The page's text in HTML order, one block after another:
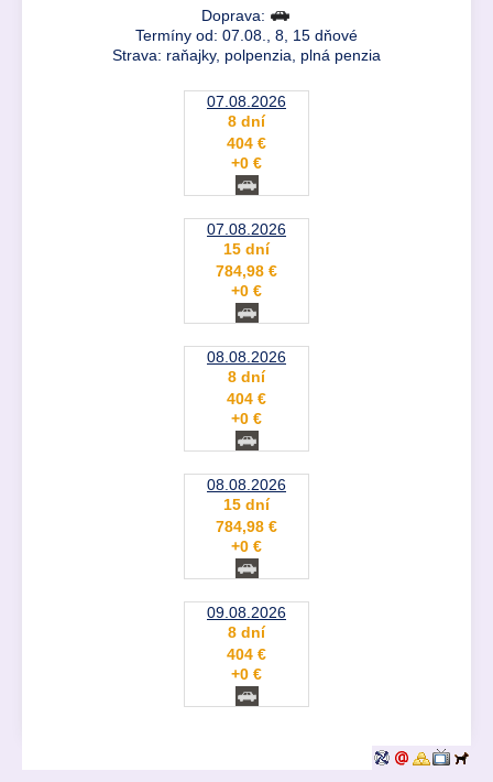
Doprava:
Termíny od: 07.08., 8, 15 dňové
Strava: raňajky, polpenzia, plná penzia
07.08.2026
8 dní
404 €
+0 €
07.08.2026
15 dní
784,98 €
+0 €
08.08.2026
8 dní
404 €
+0 €
08.08.2026
15 dní
784,98 €
+0 €
09.08.2026
8 dní
404 €
+0 €